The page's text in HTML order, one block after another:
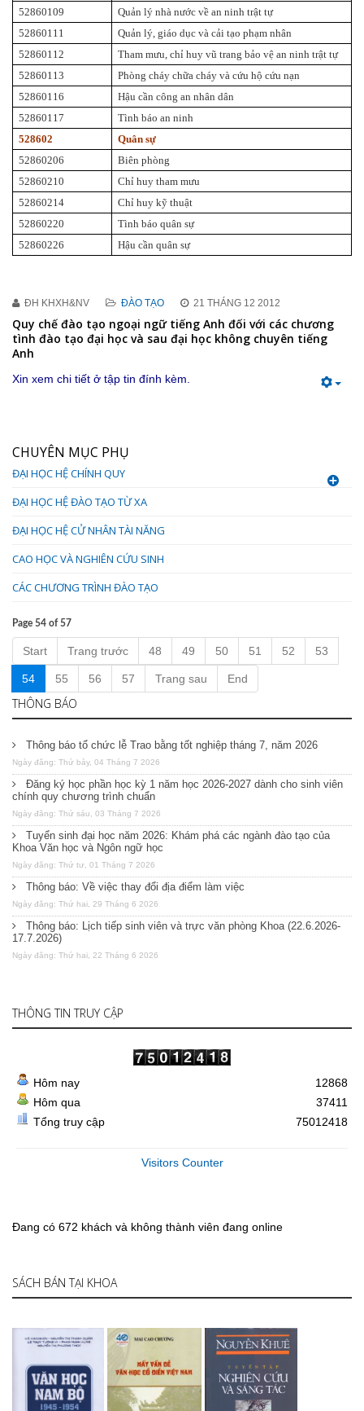
52860109
Quản lý nhà nước về an ninh trật tự
52860111
Quản lý, giáo dục và cải tạo phạm nhân
52860112
Tham mưu, chỉ huy vũ trang bảo vệ an ninh trật tự
52860113
Phòng cháy chữa cháy và cứu hộ cứu nạn
52860116
Hậu cần công an nhân dân
52860117
Tình báo an ninh
528602
Quân sự
52860206
Biên phòng
52860210
Chỉ huy tham mưu
52860214
Chỉ huy kỹ thuật
52860220
Tình báo quân sự
52860226
Hậu cần quân sự
ĐH KHXH&NV ĐÀO TẠO 21 THÁNG 12 2012
Quy chế đào tạo ngoại ngữ tiếng Anh đối với các chương
tình đào tạo đại học và sau đại học không chuyên tiếng
Anh
Xin xem chi tiết ở tập tin đính kèm.
CHUYÊN MỤC PHỤ
ĐẠI HỌC HỆ CHÍNH QUY
ĐẠI HỌC HỆ ĐÀO TẠO TỪ XA
ĐẠI HỌC HỆ CỬ NHÂN TÀI NĂNG
CAO HỌC VÀ NGHIÊN CỨU SINH
CÁC CHƯƠNG TRÌNH ĐÀO TẠO
Page 54 of 57
Start Trang trước 48 49 50 51 52 53
54 55 56 57 Trang sau End
THÔNG BÁO
Thông báo tổ chức lễ Trao bằng tốt nghiệp tháng 7, năm 2026
Ngày đăng: Thứ bảy, 04 Tháng 7 2026
Đăng ký học phần học kỳ 1 năm học 2026-2027 dành cho sinh viên
chính quy chương trình chuẩn
Ngày đăng: Thứ sáu, 03 Tháng 7 2026
Tuyển sinh đại học năm 2026: Khám phá các ngành đào tạo của
Khoa Văn học và Ngôn ngữ học
Ngày đăng: Thứ tư, 01 Tháng 7 2026
Thông báo: Về việc thay đổi địa điểm làm việc
Ngày đăng: Thứ hai, 29 Tháng 6 2026
Thông báo: Lịch tiếp sinh viên và trực văn phòng Khoa (22.6.2026-
17.7.2026)
Ngày đăng: Thứ hai, 22 Tháng 6 2026
THÔNG TIN TRUY CẬP
Hôm nay
Hôm qua
Tổng truy cập
12868
37411
75012418
Visitors Counter
Đang có 672 khách và không thành viên đang online
SÁCH BÁN TẠI KHOA